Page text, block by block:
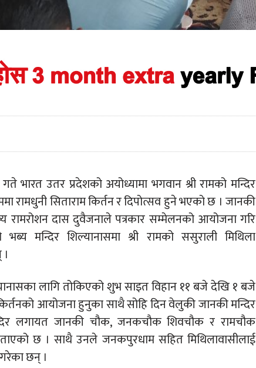
भारत उतर प्रदेशको अयोध्यामा भगवान श्री रामको मन्दिर
रामधुनी सिताराम किर्तन र दिपोत्सव हुने भएको छ । जानकी
रामरोशन दास दुवैजनाले पत्रकार सम्मेलनको आयोजना गरि
मन्दिर शिल्यानासमा श्री रामको ससुराली मिथिला
लागि तोकिएको शुभ साइत विहान ११ बजे देखि १ बजे
आयोजना हुनुका साथै सोहि दिन वेलुकी जानकी मन्दिर
लगायत जानकी चौक, जनकचौक शिवचौक र रामचौक
छ । साथै उनले जनकपुरधाम सहित मिथिलावासीलाई
छन् ।